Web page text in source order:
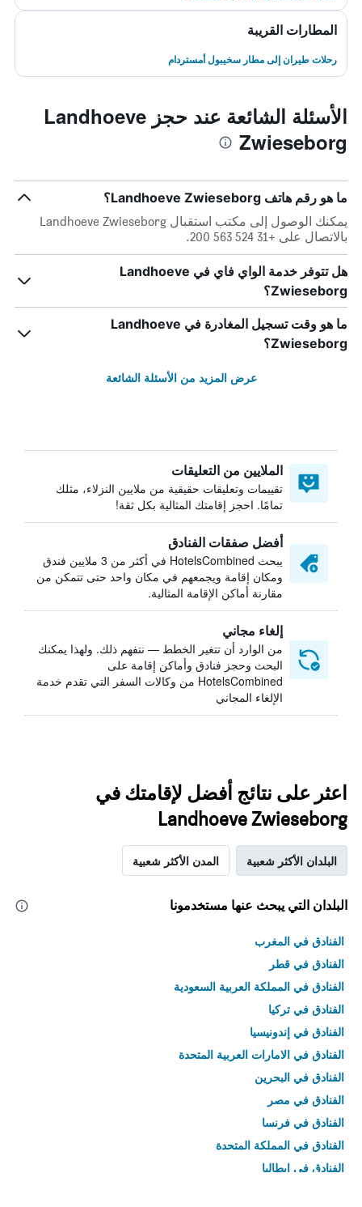
المطارات القريبة
رحلات طيران إلى مطار سخيبول أمستردام
الأسئلة الشائعة عند حجز Landhoeve
Zwieseborg
ما هو رقم هاتف Landhoeve Zwieseborg؟
يمكنك الوصول إلى مكتب استقبال Landhoeve Zwieseborg
بالاتصال على +31 524 563 200.
هل تتوفر خدمة الواي فاي في Landhoeve
Zwieseborg؟
ما هو وقت تسجيل المغادرة في Landhoeve
Zwieseborg؟
عرض المزيد من الأسئلة الشائعة
الملايين من التعليقات
تقييمات وتعليقات حقيقية من ملايين النزلاء، مثلك
تمامًا. احجز إقامتك المثالية بكل ثقة!
أفضل صفقات الفنادق
يبحث HotelsCombined في أكثر من 3 ملايين فندق
ومكان إقامة ويجمعهم في مكان واحد حتى تتمكن من
مقارنة أماكن الإقامة المثالية.
إلغاء مجاني
من الوارد أن تتغير الخطط — نتفهم ذلك. ولهذا يمكنك
البحث وحجز فنادق وأماكن إقامة على
HotelsCombined من وكالات السفر التي تقدم خدمة
الإلغاء المجاني
اعثر على نتائج أفضل لإقامتك في
Landhoeve Zwieseborg
البلدان الأكثر شعبية المدن الأكثر شعبية
البلدان التي يبحث عنها مستخدمونا
الفنادق في المغرب
الفنادق في قطر
الفنادق في المملكة العربية السعودية
الفنادق في تركيا
الفنادق في إندونيسيا
الفنادق في الامارات العربية المتحدة
الفنادق في البحرين
الفنادق في مصر
الفنادق في فرنسا
الفنادق في المملكة المتحدة
الفنادق في إيطاليا